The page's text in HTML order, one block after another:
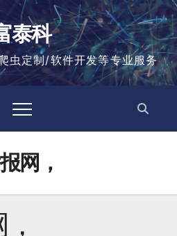
泰科
虫定制/软件开发等专业服务
网，